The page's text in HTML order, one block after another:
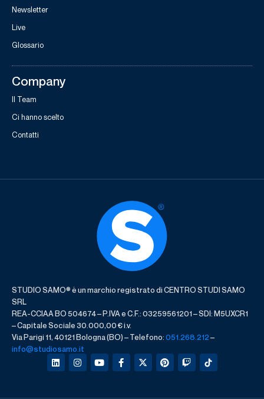
Newsletter
Live
Glossario
Company
Il Team
Ci hanno scelto
Contatti
STUDIO SAMO® è un marchio registrato di CENTRO STUDI SAMO
SRL
REA-CCIAA BO 504674 – P.IVA e C.F.: 03259561201 – SDI: M5UXCR1
– Capitale Sociale 30.000,00 € i.v.
Via Parigi 11, 40121 Bologna (BO) – Telefono:051.268.212–
info@studiosamo.it